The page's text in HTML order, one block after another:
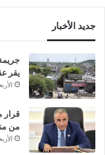
جديد الأخبار
يقر
الأربعاء, 5
قرار
من
الأربعاء, 5